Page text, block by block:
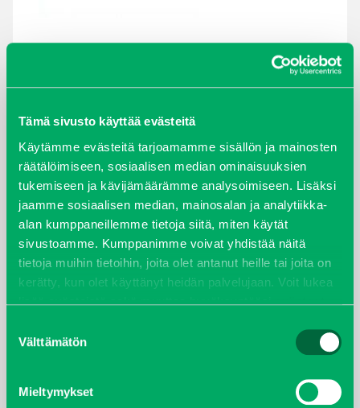
Tämä sivusto käyttää evästeitä
Käytämme evästeitä tarjoamamme sisällön ja mainosten
räätälöimiseen, sosiaalisen median ominaisuuksien
tukemiseen ja kävijämäärämme analysoimiseen. Lisäksi
jaamme sosiaalisen median, mainosalan ja analytiikka-
alan kumppaneillemme tietoja siitä, miten käytät
sivustoamme. Kumppanimme voivat yhdistää näitä
tietoja muihin tietoihin, joita olet antanut heille tai joita on
kerätty, kun olet käyttänyt heidän palvelujaan. Voit lukea
lisää evästeistä sekä muuttaa hyväksyntääsievästeet
valinta
Välttämätön
Mieltymykset
elokuu 2024
syyskuu 2023
joulukuu 2022
huhtikuu 2022
helmikuu 2022
joulukuu 2021
lokakuu 2021